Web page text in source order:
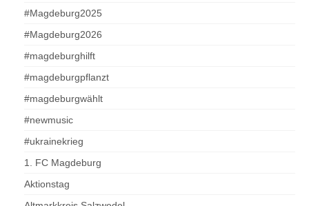
#Magdeburg2025
#Magdeburg2026
#magdeburghilft
#magdeburgpflanzt
#magdeburgwählt
#newmusic
#ukrainekrieg
1. FC Magdeburg
Aktionstag